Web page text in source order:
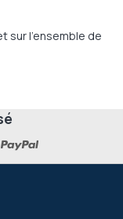
sur l'ensemble de